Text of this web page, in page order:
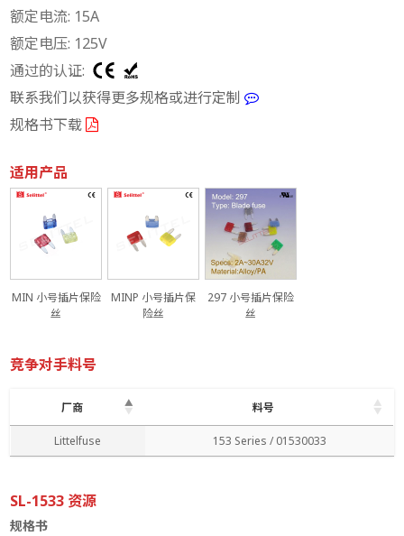
额定电流: 15A
额定电压: 125V
通过的认证:
联系我们以获得更多规格或进行定制
规格书下载
适用产品
MIN 小号插片保险
丝
MINP 小号插片保
险丝
297 小号插片保险
丝
竞争对手料号
厂商
料号
厂商
料号
Littelfuse 153 Series / 01530033
SL-1533 资源
规格书